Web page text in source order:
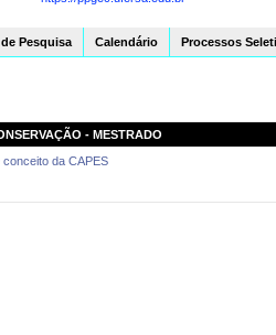
Pesquisa Calendário Processos
- MESTRADO
da CAPES